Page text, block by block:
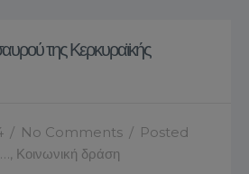
της Κερκυραϊκής
/ No Comments / Posted
, Κοινωνική δράση